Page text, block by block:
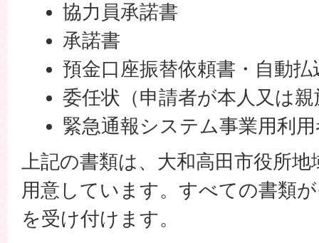
協力員承諾書
承諾書
預金口座振替依頼書・自動
委任状（申請者が本人又は
緊急通報システム事業用利
上記の書類は、大和高田市役所
用意しています。すべての書類
を受け付けます。